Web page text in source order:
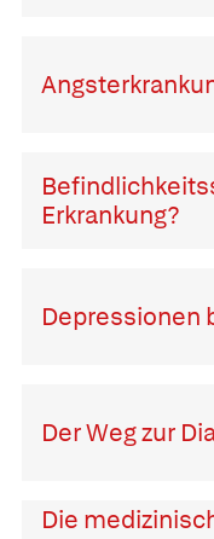
Erkrankung?
Depressionen
Der Weg zur
Die